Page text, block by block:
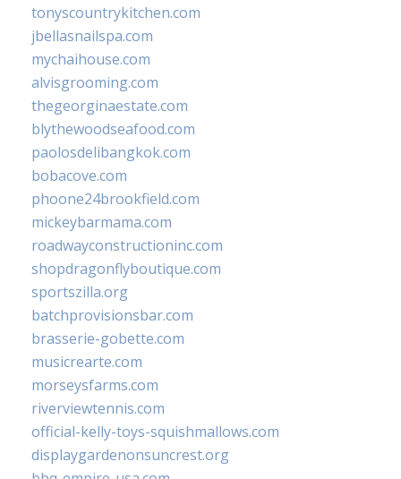
tonyscountrykitchen.com
jbellasnailspa.com
mychaihouse.com
alvisgrooming.com
thegeorginaestate.com
blythewoodseafood.com
paolosdelibangkok.com
bobacove.com
phoone24brookfield.com
mickeybarmama.com
roadwayconstructioninc.com
shopdragonflyboutique.com
sportszilla.org
batchprovisionsbar.com
brasserie-gobette.com
musicrearte.com
morseysfarms.com
riverviewtennis.com
official-kelly-toys-squishmallows.com
displaygardenonsuncrest.org